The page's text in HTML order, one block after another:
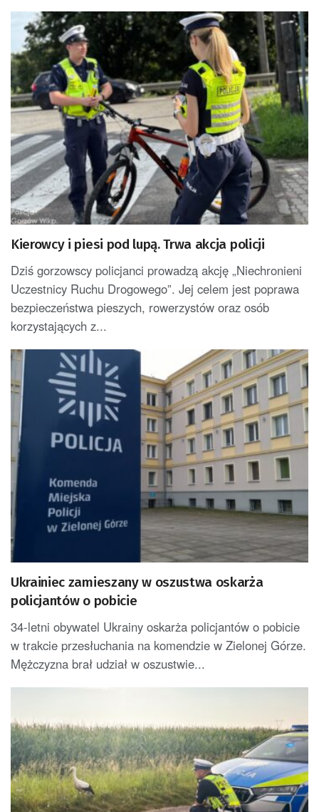
Kierowcy i piesi pod lupą. Trwa akcja policji
Dziś gorzowscy policjanci prowadzą akcję „Niechronieni
Uczestnicy Ruchu Drogowego”. Jej celem jest poprawa
bezpieczeństwa pieszych, rowerzystów oraz osób
korzystających z...
Ukrainiec zamieszany w oszustwa oskarża
policjantów o pobicie
34-letni obywatel Ukrainy oskarża policjantów o pobicie
w trakcie przesłuchania na komendzie w Zielonej Górze.
Mężczyzna brał udział w oszustwie...